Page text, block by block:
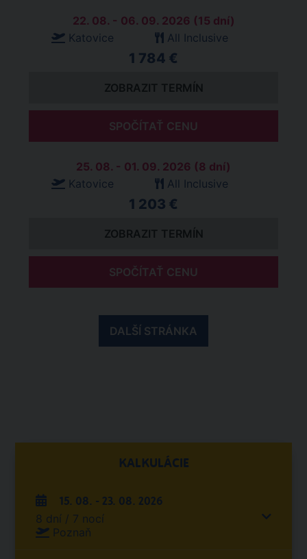
22. 08. - 06. 09. 2026 (15 dní)
Katovice
All Inclusive
1 784 €
ZOBRAZIT TERMÍN
SPOČÍTAŤ CENU
25. 08. - 01. 09. 2026 (8 dní)
Katovice
All Inclusive
1 203 €
ZOBRAZIT TERMÍN
SPOČÍTAŤ CENU
DALŠÍ STRÁNKA
KALKULÁCIE
15. 08. - 23. 08. 2026
8 dní / 7 nocí
Poznaň